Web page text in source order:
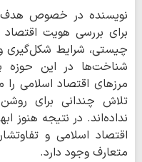
نویسنده در خصوص هدف
برای بررسی هویت
چیستی، شرایط شکل‌گیری و
شناخت‌ها در این حوزه
مرزهای اقتصاد اسلامی
تلاش چندانی برای
نداده‌اند. در نتیجه هنوز
اقتصاد اسلامی و
متعارف وجود دارد.